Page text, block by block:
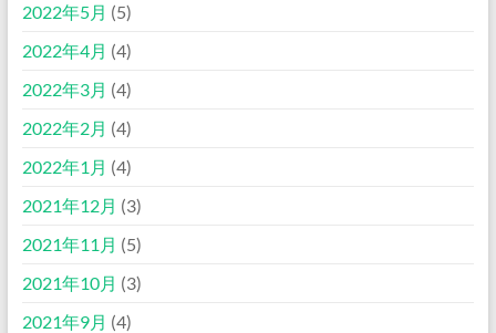
2022年5月 (5)
2022年4月 (4)
2022年3月 (4)
2022年2月 (4)
2022年1月 (4)
2021年12月 (3)
2021年11月 (5)
2021年10月 (3)
2021年9月 (4)